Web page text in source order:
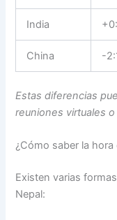
India
China -
Estas diferencias
reuniones virtuales
¿Cómo saber la
Existen varias
Nepal: